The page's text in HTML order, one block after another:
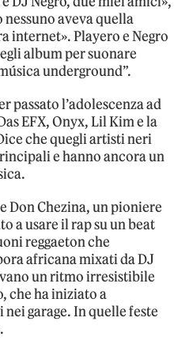
aveva quella
internet». Playero e Negro
album per suonare
underground”.
passato l’adolescenza ad
EFX, Onyx, Lil Kim e la
che quegli artisti neri
e hanno ancora un
Don Chezina, un pioniere
a usare il rap su un beat
reggaeton che
africana mixati da DJ
un ritmo irresistibile
che ha iniziato a
garage. In quelle feste